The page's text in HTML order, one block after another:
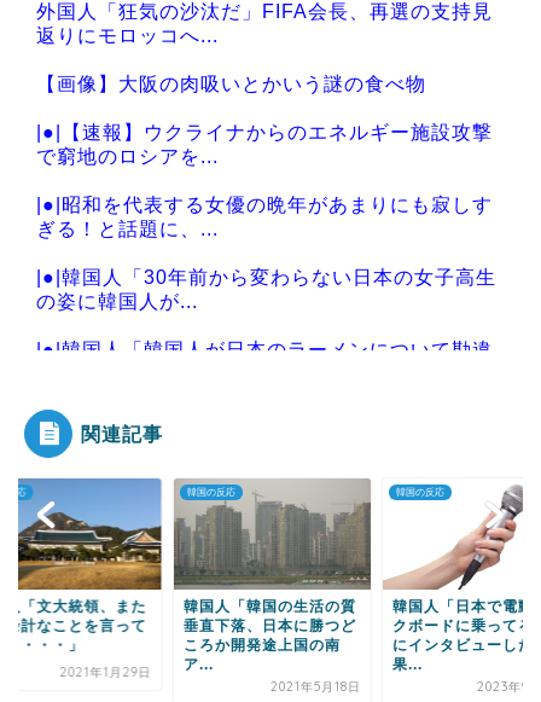
外国人「狂気の沙汰だ」FIFA会長、再選の支持見
返りにモロッコへ...
【画像】大阪の肉吸いとかいう謎の食べ物
|●|【速報】ウクライナからのエネルギー施設攻撃
で窮地のロシアを...
|●|昭和を代表する女優の晩年があまりにも寂しす
ぎる！と話題に、...
|●|韓国人「30年前から変わらない日本の女子高生
の姿に韓国人が...
|●|韓国人「韓国人が日本のラーメンについて勘違
Powered by livedoor 相互RSS
関連記事
反応
人「文大統領、また
余計なことを言って
う・・・」
2021年1月29日
韓国の反応
韓国人「韓国の生活の質
垂直下落、日本に勝つど
ころか開発途上国の南
ア...
2021年5月18日
韓国の反応
韓国人「日本で電動
クボードに乗ってる
にインタビューした
果...
2023年9